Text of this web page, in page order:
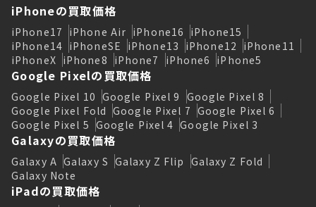
iPhoneの買取価格
iPhone17 iPhone Air iPhone16 iPhone15
iPhone14 iPhoneSE iPhone13 iPhone12 iPhone11
iPhoneX iPhone8 iPhone7 iPhone6 iPhone5
Google Pixelの買取価格
Google Pixel 10 Google Pixel 9 Google Pixel 8
Google Pixel Fold Google Pixel 7 Google Pixel 6
Google Pixel 5 Google Pixel 4 Google Pixel 3
Galaxyの買取価格
Galaxy A Galaxy S Galaxy Z Flip Galaxy Z Fold
Galaxy Note
iPadの買取価格